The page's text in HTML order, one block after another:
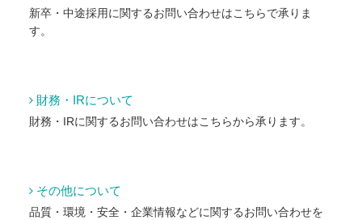
新卒・中途採用に関するお問い合わせはこちらで承りま
す。
財務・IRについて
財務・IRに関するお問い合わせはこちらから承ります。
その他について
品質・環境・安全・企業情報などに関するお問い合わせを